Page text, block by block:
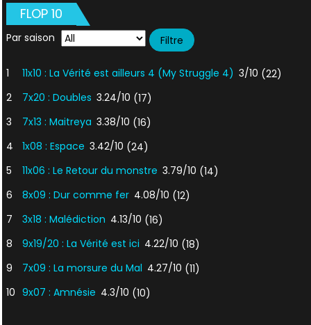
FLOP 10
Par saison
1 11x10 : La Vérité est ailleurs 4 (My Struggle 4) 3/10 (22)
2
7x20 : Doubles 3.24/10 (17)
3
7x13 : Maitreya 3.38/10 (16)
4
1x08 : Espace 3.42/10 (24)
5
11x06 : Le Retour du monstre 3.79/10 (14)
6
8x09 : Dur comme fer 4.08/10 (12)
7
3x18 : Malédiction 4.13/10 (16)
8
9x19/20 : La Vérité est ici 4.22/10 (18)
9
7x09 : La morsure du Mal 4.27/10 (11)
10 9x07 : Amnésie 4.3/10 (10)